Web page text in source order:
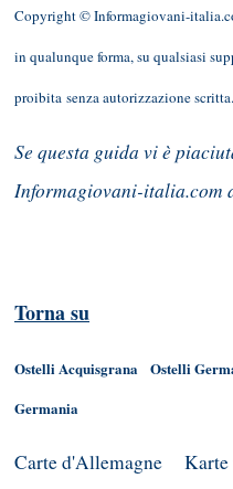
Copyright © Informagiovani-
in qualunque forma, su qualsiasi
proibita senza autorizzazione scritta.
Se questa guida vi è
Informagiovani-italia.com
Torna su
Ostelli Acquisgrana Ostelli
Germania
Carte d'Allemagne Karte